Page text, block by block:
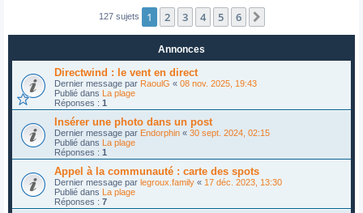
127 sujets 1 2 3 4 5 6
Annonces
Directwind : le vent en direct
Dernier message par RaoulG « 08 nov. 2025, 19:43
Publié dans La plage
Réponses : 1
Insérer une photo dans un post
Dernier message par Endorphin « 30 sept. 2024, 02:15
Publié dans La plage
Réponses : 1
Appel à la communauté : carte des spots
Dernier message par legroux.family « 17 déc. 2023, 13:30
Publié dans La plage
Réponses : 7